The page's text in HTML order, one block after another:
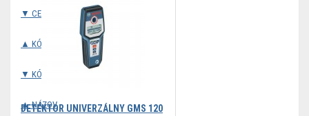
▼ CENA
▲ KÓD
▼ KÓD
▲ NÁZOV
DETEKTOR UNIVERZÁLNY GMS 120